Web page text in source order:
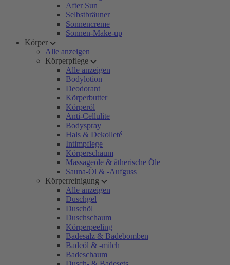
After Sun
Selbstbräuner
Sonnencreme
Sonnen-Make-up
Körper
Alle anzeigen
Körperpflege
Alle anzeigen
Bodylotion
Deodorant
Körperbutter
Körperöl
Anti-Cellulite
Bodyspray
Hals & Dekolleté
Intimpflege
Körperschaum
Massageöle & ätherische Öle
Sauna-Öl & -Aufguss
Körperreinigung
Alle anzeigen
Duschgel
Duschöl
Duschschaum
Körperpeeling
Badesalz & Badebomben
Badeöl & -milch
Badeschaum